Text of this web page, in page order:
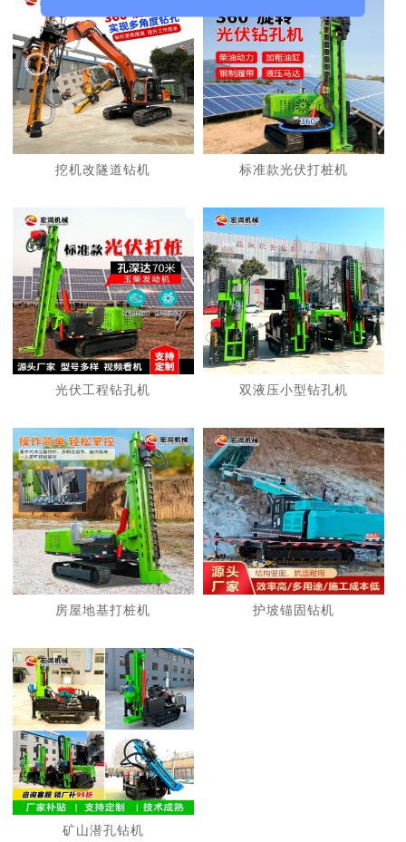
挖机改隧道钻机 标准款光伏打桩机
光伏工程钻孔机 双液压小型钻孔机
房屋地基打桩机 护坡锚固钻机
矿山潜孔钻机